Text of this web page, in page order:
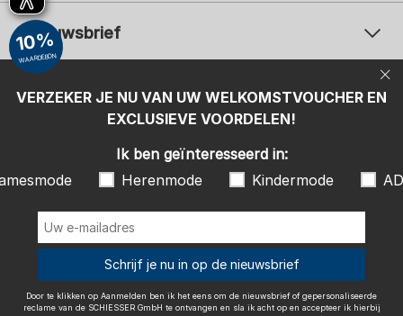
Nieuwsbrief
Uw
Uw e-mailadres
Aanmelden
Herenmode
ADIDAS
Door te klikken op Aanmelden ben ik het eens om de nieuwsbrief of
gepersonaliseerde reclame van de SCHIESSER GmbH te ontvangen en
sla ik acht op en accepteer ik hierbij ook de instructies en uitleg in de
, in het bijzonder de instructies onder het item
effect naar de toekomst intrekken.
Betaalwijzen
Wij bezorgen met
VERZEKER JE NU VAN UW WELKOMSTVOUCHER EN
EXCLUSIEVE VOORDELEN!
10%
WAARDEBON
Ik ben geïnteresseerd in:
Herenmode Kindermode
Schrijf je nu in op de nieuwsbrief
Door te klikken op Aanmelden ben ik het eens om de nieuwsbrief of gepersonaliseerde
reclame van de SCHIESSER GmbH te ontvangen en sla ik acht op en accepteer ik hierbij